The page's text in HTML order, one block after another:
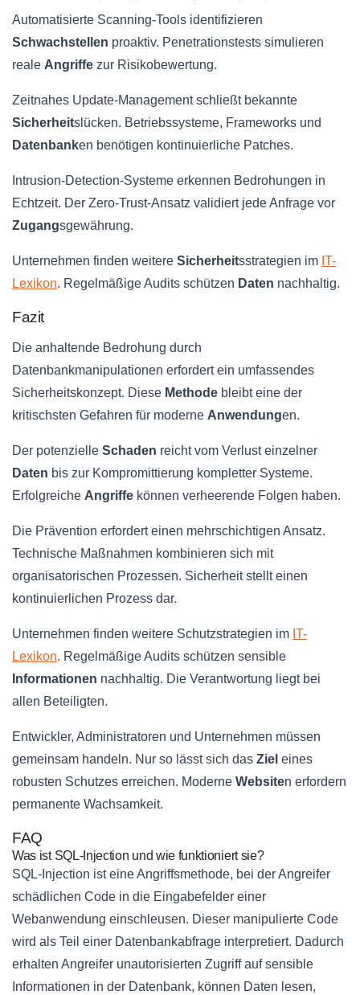
Automatisierte Scanning-Tools identifizieren
Schwachstellen proaktiv. Penetrationstests simulieren
reale Angriffe zur Risikobewertung.
Zeitnahes Update-Management schließt bekannte
Sicherheitslücken. Betriebssysteme, Frameworks und
Datenbanken benötigen kontinuierliche Patches.
Intrusion-Detection-Systeme erkennen Bedrohungen in
Echtzeit. Der Zero-Trust-Ansatz validiert jede Anfrage vor
Zugangsgewährung.
Unternehmen finden weitere Sicherheitsstrategien im IT-
Lexikon. Regelmäßige Audits schützen Daten nachhaltig.
Fazit
Die anhaltende Bedrohung durch
Datenbankmanipulationen erfordert ein umfassendes
Sicherheitskonzept. Diese Methode bleibt eine der
kritischsten Gefahren für moderne Anwendungen.
Der potenzielle Schaden reicht vom Verlust einzelner
Daten bis zur Kompromittierung kompletter Systeme.
Erfolgreiche Angriffe können verheerende Folgen haben.
Die Prävention erfordert einen mehrschichtigen Ansatz.
Technische Maßnahmen kombinieren sich mit
organisatorischen Prozessen. Sicherheit stellt einen
kontinuierlichen Prozess dar.
Unternehmen finden weitere Schutzstrategien im IT-
Lexikon. Regelmäßige Audits schützen sensible
Informationen nachhaltig. Die Verantwortung liegt bei
allen Beteiligten.
Entwickler, Administratoren und Unternehmen müssen
gemeinsam handeln. Nur so lässt sich das Ziel eines
robusten Schutzes erreichen. Moderne Websiten erfordern
permanente Wachsamkeit.
FAQ
Was ist SQL-Injection und wie funktioniert sie?
SQL-Injection ist eine Angriffsmethode, bei der Angreifer
schädlichen Code in die Eingabefelder einer
Webanwendung einschleusen. Dieser manipulierte Code
wird als Teil einer Datenbankabfrage interpretiert. Dadurch
erhalten Angreifer unautorisierten Zugriff auf sensible
Informationen in der Datenbank, können Daten lesen,